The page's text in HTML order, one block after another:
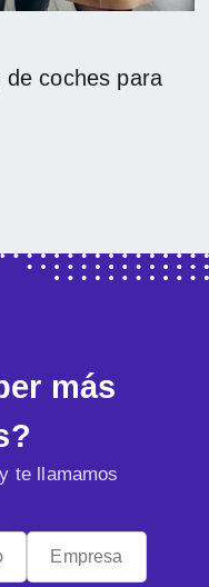
coches para
más
te llamamos
Empresa